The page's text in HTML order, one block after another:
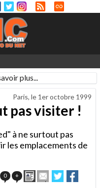
plus...
Paris, le 1er octobre 1999
pas visiter !
à ne surtout pas
les emplacements de
0 + ImprimerEnvoyer
cet
Partager
sur
sur